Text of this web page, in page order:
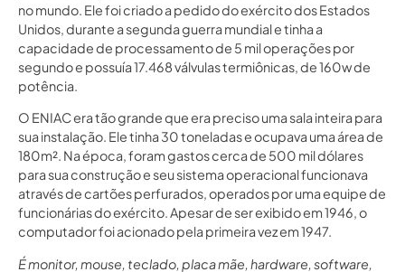
no mundo. Ele foi criado a pedido do exército dos Estados
Unidos, durante a segunda guerra mundial e tinha a
capacidade de processamento de 5 mil operações por
segundo e possuía 17.468 válvulas termiônicas, de 160w de
potência.
O ENIAC era tão grande que era preciso uma sala inteira para
sua instalação. Ele tinha 30 toneladas e ocupava uma área de
180m². Na época, foram gastos cerca de 500 mil dólares
para sua construção e seu sistema operacional funcionava
através de cartões perfurados, operados por uma equipe de
funcionárias do exército. Apesar de ser exibido em 1946, o
computador foi acionado pela primeira vez em 1947.
É monitor, mouse, teclado, placa mãe, hardware, software,